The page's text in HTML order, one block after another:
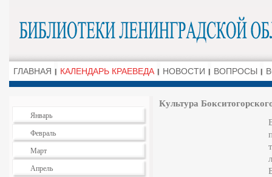
ГЛАВНАЯ КАЛЕНДАРЬ КРАЕВЕДА НОВОСТИ ВОПРОСЫ
Январь
Февраль
Март
Апрель
Культура